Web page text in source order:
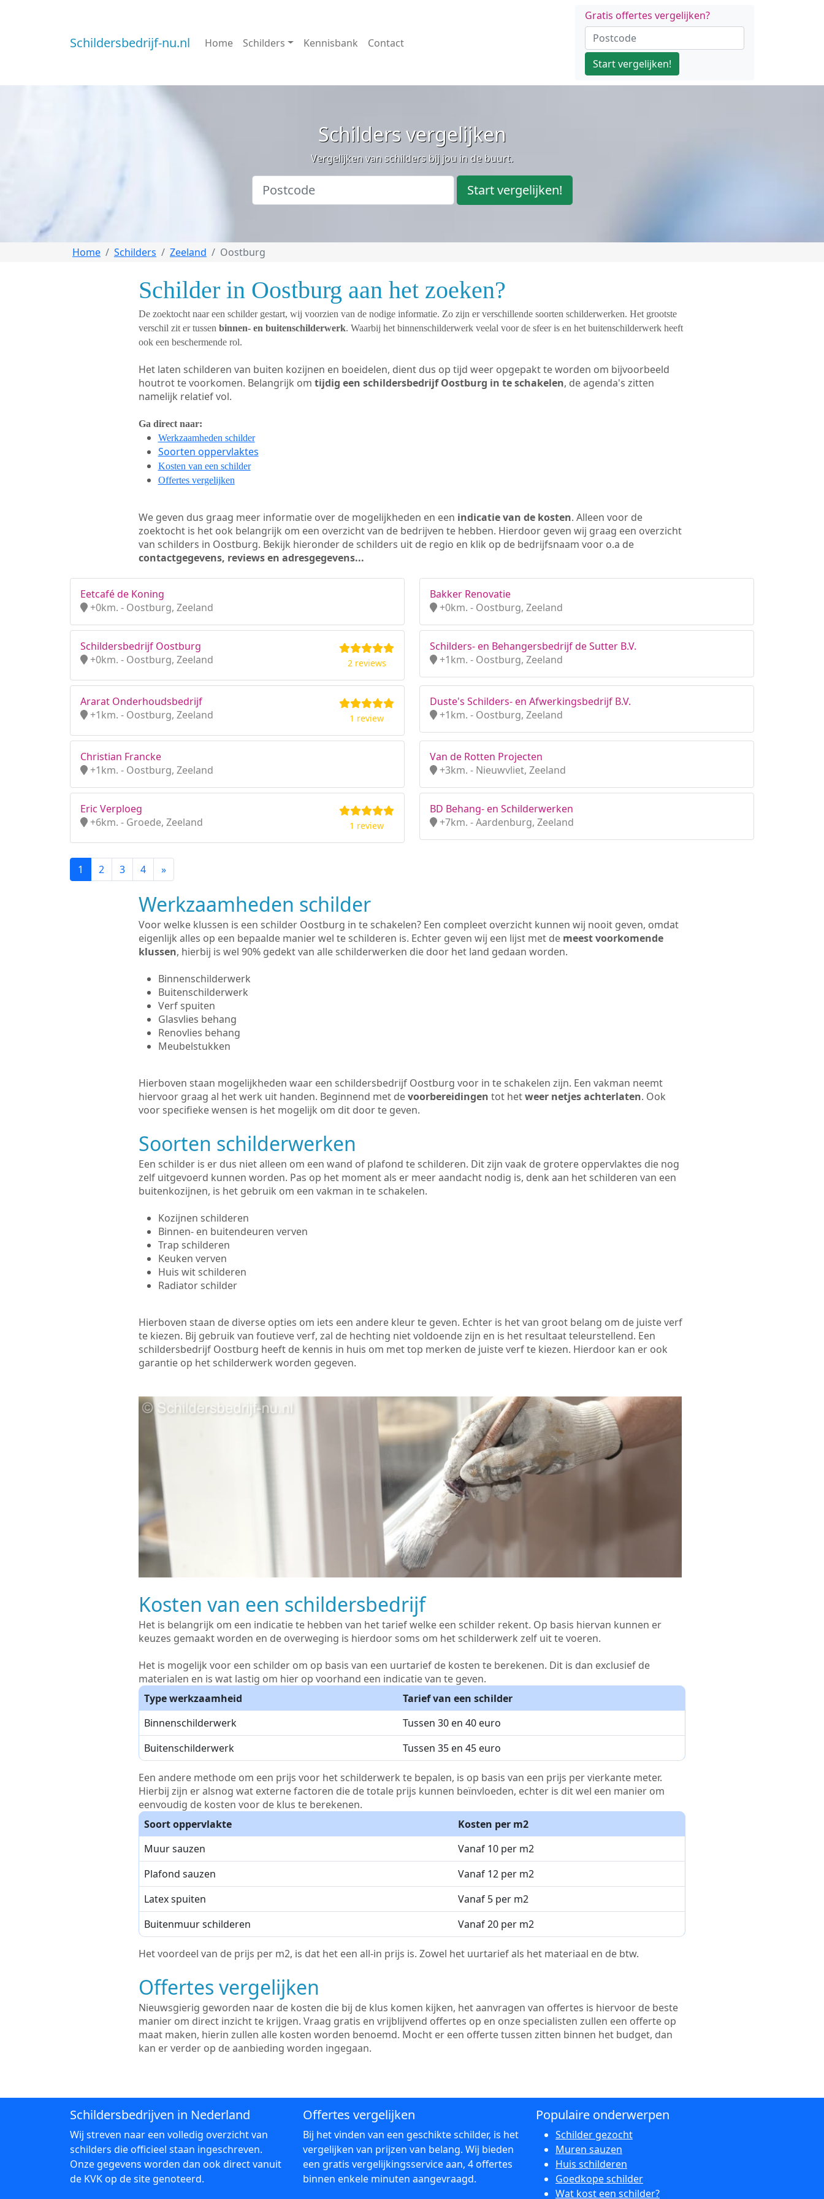
Schildersbedrijf-nu.nl Home Schilders Kennisbank Contact
Gratis offertes vergelijken?
Start vergelijken!
Schilders vergelijken
Vergelijken van schilders bij jou in de buurt.
Start vergelijken!
Home Schilders Zeeland Oostburg
Schilder in Oostburg aan het zoeken?
De zoektocht naar een schilder gestart, wij voorzien van de nodige informatie. Zo zijn er verschillende soorten schilderwerken. Het grootste
verschil zit er tussen binnen- en buitenschilderwerk. Waarbij het binnenschilderwerk veelal voor de sfeer is en het buitenschilderwerk heeft
ook een beschermende rol.
Het laten schilderen van buiten kozijnen en boeidelen, dient dus op tijd weer opgepakt te worden om bijvoorbeeld
houtrot te voorkomen. Belangrijk om tijdig een schildersbedrijf Oostburg in te schakelen, de agenda's zitten
namelijk relatief vol.
Ga direct naar:
Werkzaamheden schilder
Soorten oppervlaktes
Kosten van een schilder
Offertes vergelijken
We geven dus graag meer informatie over de mogelijkheden en een indicatie van de kosten. Alleen voor de
zoektocht is het ook belangrijk om een overzicht van de bedrijven te hebben. Hierdoor geven wij graag een overzicht
van schilders in Oostburg. Bekijk hieronder de schilders uit de regio en klik op de bedrijfsnaam voor o.a de
contactgegevens, reviews en adresgegevens...
Eetcafé de Koning
+0km. - Oostburg, Zeeland
Bakker Renovatie
+0km. - Oostburg, Zeeland
Schildersbedrijf Oostburg
+0km. - Oostburg, Zeeland
2 reviews
Schilders- en Behangersbedrijf de Sutter B.V.
+1km. - Oostburg, Zeeland
Ararat Onderhoudsbedrijf
+1km. - Oostburg, Zeeland
1 review
Duste's Schilders- en Afwerkingsbedrijf B.V.
+1km. - Oostburg, Zeeland
Christian Francke
+1km. - Oostburg, Zeeland
Van de Rotten Projecten
+3km. - Nieuwvliet, Zeeland
Eric Verploeg
+6km. - Groede, Zeeland
1 review
BD Behang- en Schilderwerken
+7km. - Aardenburg, Zeeland
1 2 3 4 »
Werkzaamheden schilder
Voor welke klussen is een schilder Oostburg in te schakelen? Een compleet overzicht kunnen wij nooit geven, omdat
eigenlijk alles op een bepaalde manier wel te schilderen is. Echter geven wij een lijst met de meest voorkomende
klussen, hierbij is wel 90% gedekt van alle schilderwerken die door het land gedaan worden.
Binnenschilderwerk
Buitenschilderwerk
Verf spuiten
Glasvlies behang
Renovlies behang
Meubelstukken
Hierboven staan mogelijkheden waar een schildersbedrijf Oostburg voor in te schakelen zijn. Een vakman neemt
hiervoor graag al het werk uit handen. Beginnend met devoorbereidingen tot hetweer netjes achterlaten. Ook
voor specifieke wensen is het mogelijk om dit door te geven.
Soorten schilderwerken
Een schilder is er dus niet alleen om een wand of plafond te schilderen. Dit zijn vaak de grotere oppervlaktes die nog
zelf uitgevoerd kunnen worden. Pas op het moment als er meer aandacht nodig is, denk aan het schilderen van een
buitenkozijnen, is het gebruik om een vakman in te schakelen.
Kozijnen schilderen
Binnen- en buitendeuren verven
Trap schilderen
Keuken verven
Huis wit schilderen
Radiator schilder
Hierboven staan de diverse opties om iets een andere kleur te geven. Echter is het van groot belang om de juiste verf
te kiezen. Bij gebruik van foutieve verf, zal de hechting niet voldoende zijn en is het resultaat teleurstellend. Een
schildersbedrijf Oostburg heeft de kennis in huis om met top merken de juiste verf te kiezen. Hierdoor kan er ook
garantie op het schilderwerk worden gegeven.
Kosten van een schildersbedrijf
Het is belangrijk om een indicatie te hebben van het tarief welke een schilder rekent. Op basis hiervan kunnen er
keuzes gemaakt worden en de overweging is hierdoor soms om het schilderwerk zelf uit te voeren.
Het is mogelijk voor een schilder om op basis van een uurtarief de kosten te berekenen. Dit is dan exclusief de
materialen en is wat lastig om hier op voorhand een indicatie van te geven.
Type werkzaamheid
Tarief van een schilder
Binnenschilderwerk
Tussen 30 en 40 euro
Buitenschilderwerk
Tussen 35 en 45 euro
Een andere methode om een prijs voor het schilderwerk te bepalen, is op basis van een prijs per vierkante meter.
Hierbij zijn er alsnog wat externe factoren die de totale prijs kunnen beïnvloeden, echter is dit wel een manier om
eenvoudig de kosten voor de klus te berekenen.
Soort oppervlakte
Kosten per m2
Muur sauzen
Vanaf 10 per m2
Plafond sauzen
Vanaf 12 per m2
Latex spuiten
Vanaf 5 per m2
Buitenmuur schilderen
Vanaf 20 per m2
Het voordeel van de prijs per m2, is dat het een all-in prijs is. Zowel het uurtarief als het materiaal en de btw.
Offertes vergelijken
Nieuwsgierig geworden naar de kosten die bij de klus komen kijken, het aanvragen van offertes is hiervoor de beste
manier om direct inzicht te krijgen. Vraag gratis en vrijblijvend offertes op en onze specialisten zullen een offerte op
maat maken, hierin zullen alle kosten worden benoemd. Mocht er een offerte tussen zitten binnen het budget, dan
kan er verder op de aanbieding worden ingegaan.
Schildersbedrijven in Nederland
Wij streven naar een volledig overzicht van
schilders die officieel staan ingeschreven.
Onze gegevens worden dan ook direct vanuit
de KVK op de site genoteerd.
Offertes vergelijken
Bij het vinden van een geschikte schilder, is het
vergelijken van prijzen van belang. Wij bieden
een gratis vergelijkingsservice aan, 4 offertes
binnen enkele minuten aangevraagd.
Populaire onderwerpen
Schilder gezocht
Muren sauzen
Huis schilderen
Goedkope schilder
Wat kost een schilder?